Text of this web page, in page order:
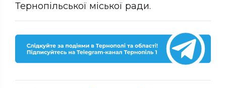
Тернопільської міської ради.